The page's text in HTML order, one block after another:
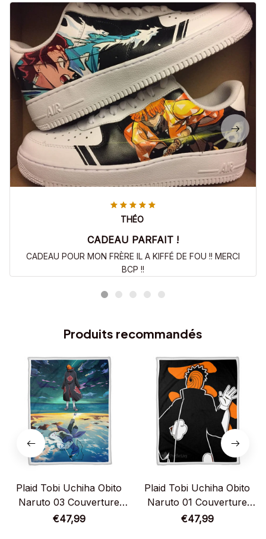
THÉO
CADEAU PARFAIT !
CADEAU POUR MON FRÈRE IL A KIFFÉ DE FOU !! MERCI
BCP !!
Produits recommandés
Plaid Tobi Uchiha Obito
Naruto 03 Couverture
Plaid Polaire Plaid Canapé
€47,99
Plaid Tobi Uchiha Obito
Naruto 01 Couverture
Plaid Polaire Plaid Canapé
€47,99